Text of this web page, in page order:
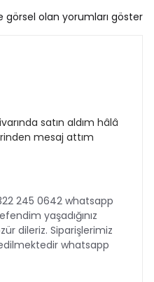
görsel olan yorumları göster
satın aldım hâlâ
mesaj attım
245 0642 whatsapp
yaşadığınız
dileriz. Siparişlerimiz
whatsapp